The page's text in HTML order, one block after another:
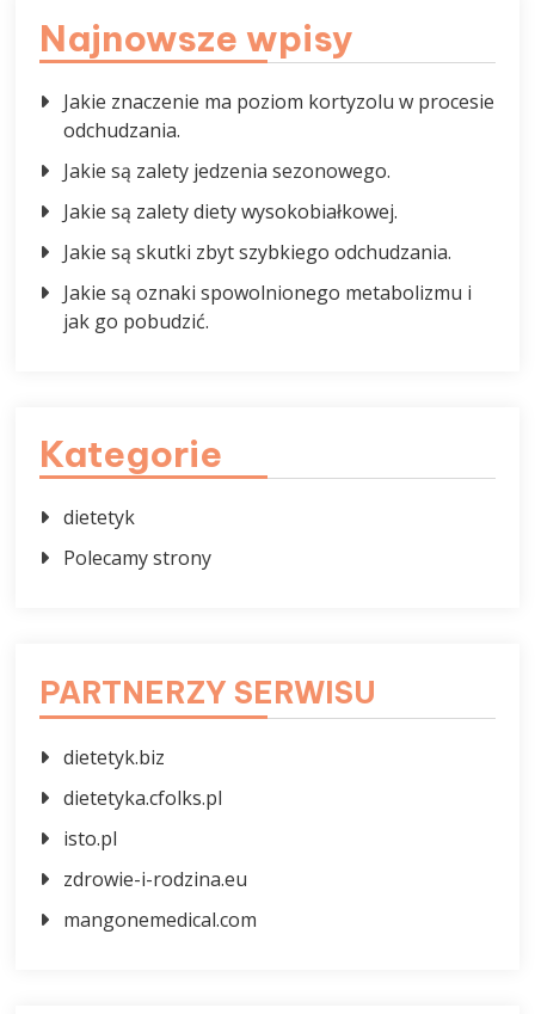
Najnowsze wpisy
Jakie znaczenie ma poziom kortyzolu w procesie
odchudzania.
Jakie są zalety jedzenia sezonowego.
Jakie są zalety diety wysokobiałkowej.
Jakie są skutki zbyt szybkiego odchudzania.
Jakie są oznaki spowolnionego metabolizmu i
jak go pobudzić.
Kategorie
dietetyk
Polecamy strony
PARTNERZY SERWISU
dietetyk.biz
dietetyka.cfolks.pl
isto.pl
zdrowie-i-rodzina.eu
mangonemedical.com